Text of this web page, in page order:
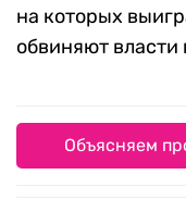
на которых
обвиняют
Объясняем